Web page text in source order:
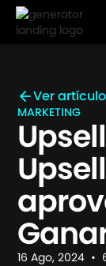
Ver
MARKETING
16 Ago, 2024 •